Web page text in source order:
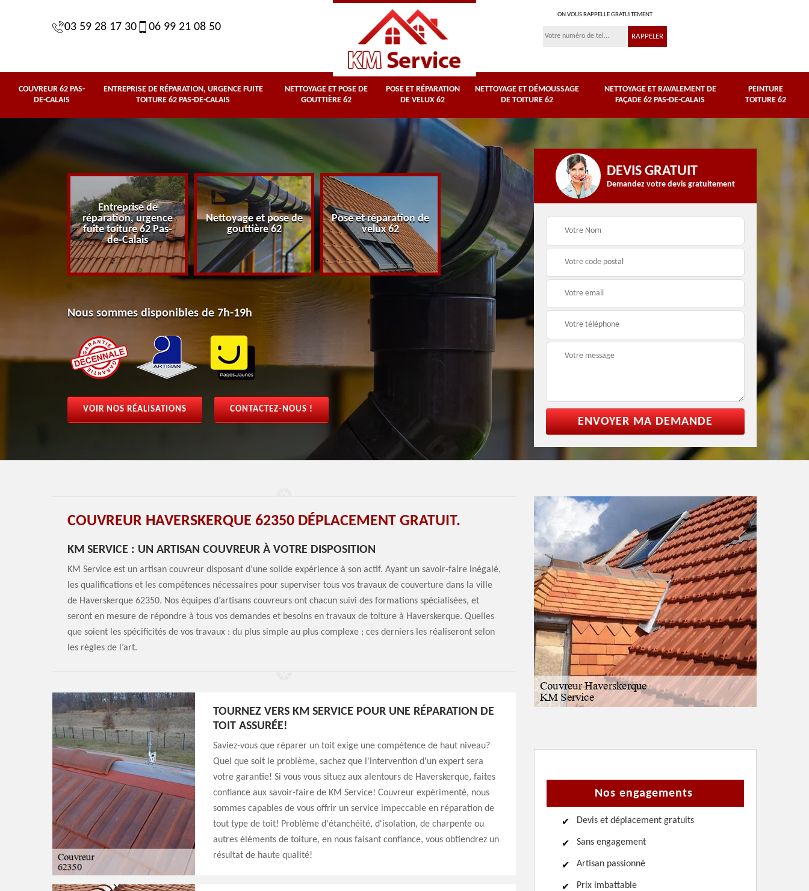
03 59 28 17 30 06 99 21 08 50
ON VOUS RAPPELLE GRATUITEMENT
COUVREUR 62 PAS-
DE-CALAIS
ENTREPRISE DE RÉPARATION, URGENCE FUITE
TOITURE 62 PAS-DE-CALAIS
NETTOYAGE ET POSE DE
GOUTTIÈRE 62
POSE ET RÉPARATION
DE VELUX 62
NETTOYAGE ET DÉMOUSSAGE
DE TOITURE 62
NETTOYAGE ET RAVALEMENT DE
FAÇADE 62 PAS-DE-CALAIS
PEINTURE
TOITURE 62
Entreprise de
réparation, urgence
fuite toiture 62 Pas-
de-Calais
Nettoyage et pose de
gouttière 62
Pose et réparation de
velux 62
Nettoyage et
démoussage de
toiture 62
62 Pas-de-Calais
Nous sommes disponibles de 7h-19h
VOIR NOS RÉALISATIONS CONTACTEZ-NOUS !
DEVIS GRATUIT
Demandez votre devis gratuitement
COUVREUR HAVERSKERQUE 62350 DÉPLACEMENT GRATUIT.
KM SERVICE : UN ARTISAN COUVREUR À VOTRE DISPOSITION
KM Service est un artisan couvreur disposant d’une solide expérience à son actif. Ayant un savoir-faire inégalé,
les qualifications et les compétences nécessaires pour superviser tous vos travaux de couverture dans la ville
de Haverskerque 62350. Nos équipes d’artisans couvreurs ont chacun suivi des formations spécialisées, et
seront en mesure de répondre à tous vos demandes et besoins en travaux de toiture à Haverskerque. Quelles
que soient les spécificités de vos travaux : du plus simple au plus complexe ; ces derniers les réaliseront selon
les règles de l’art.
TOURNEZ VERS KM SERVICE POUR UNE RÉPARATION DE
TOIT ASSURÉE!
Saviez-vous que réparer un toit exige une compétence de haut niveau?
Quel que soit le problème, sachez que l'intervention d'un expert sera
votre garantie! Si vous vous situez aux alentours de Haverskerque, faites
confiance aux savoir-faire de KM Service! Couvreur expérimenté, nous
sommes capables de vous offrir un service impeccable en réparation de
tout type de toit! Problème d'étanchéité, d'isolation, de charpente ou
autres éléments de toiture, en nous faisant confiance, vous obtiendrez un
résultat de haute qualité!
Nos engagements
Devis et déplacement gratuits
Sans engagement
Artisan passionné
Prix imbattable